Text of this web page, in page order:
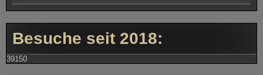
Besuche seit 2018:
39150